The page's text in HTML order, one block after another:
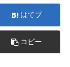
はてブ
コピー